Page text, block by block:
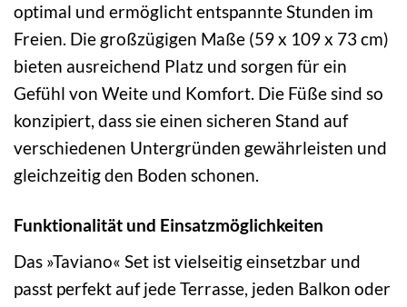
optimal und ermöglicht entspannte Stunden im
Freien. Die großzügigen Maße (59 x 109 x 73 cm)
bieten ausreichend Platz und sorgen für ein
Gefühl von Weite und Komfort. Die Füße sind so
konzipiert, dass sie einen sicheren Stand auf
verschiedenen Untergründen gewährleisten und
gleichzeitig den Boden schonen.
Funktionalität und Einsatzmöglichkeiten
Das »Taviano« Set ist vielseitig einsetzbar und
passt perfekt auf jede Terrasse, jeden Balkon oder